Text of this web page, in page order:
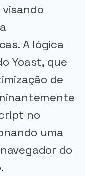
A lógica
Yoast, que
de
no
uma
do